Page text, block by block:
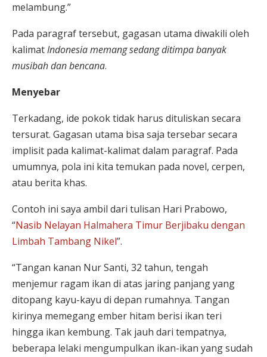
melambung.”
Pada paragraf tersebut, gagasan utama diwakili oleh
kalimatIndonesia memang sedang ditimpa banyak
musibah dan bencana.
Menyebar
Terkadang, ide pokok tidak harus dituliskan secara
tersurat. Gagasan utama bisa saja tersebar secara
implisit pada kalimat-kalimat dalam paragraf. Pada
umumnya, pola ini kita temukan pada novel, cerpen,
atau berita khas.
Contoh ini saya ambil dari tulisan Hari Prabowo,
“Nasib Nelayan Halmahera Timur Berjibaku dengan
Limbah Tambang Nikel”.
“Tangan kanan Nur Santi, 32 tahun, tengah
menjemur ragam ikan di atas jaring panjang yang
ditopang kayu-kayu di depan rumahnya. Tangan
kirinya memegang ember hitam berisi ikan teri
hingga ikan kembung. Tak jauh dari tempatnya,
beberapa lelaki mengumpulkan ikan-ikan yang sudah